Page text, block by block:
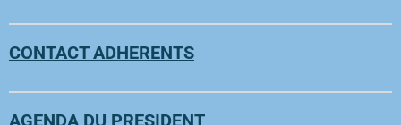
CONTACT ADHERENTS